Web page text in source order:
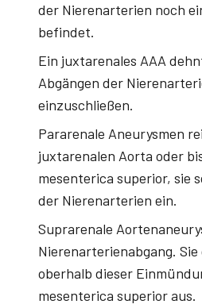
der Nierenarterien noch
befindet.
Ein juxtarenales AAA
Abgängen der
einzuschließen.
Pararenale Aneurysmen
juxtarenalen Aorta oder
mesenterica superior, sie
der Nierenarterien ein.
Suprarenale
Nierenarterienabgang.
oberhalb dieser
mesenterica superior aus.